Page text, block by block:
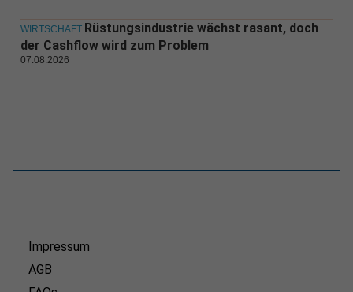
WIRTSCHAFT Rüstungsindustrie wächst rasant, doch
der Cashflow wird zum Problem
07.08.2026
Impressum
AGB